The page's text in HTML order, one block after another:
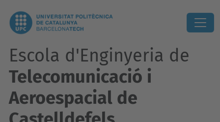
Escola d'Enginyeria de
Telecomunicació i
Aeroespacial de